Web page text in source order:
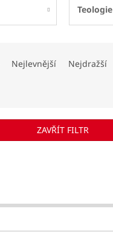
Teologie
Nejlevnější Nejdražší
ZAVŘÍT FILTR